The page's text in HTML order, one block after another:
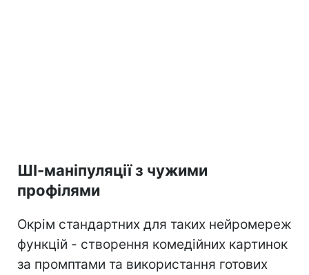
ШІ-маніпуляції з чужими
профілями
Окрім стандартних для таких нейромереж
функцій - створення комедійних картинок
за промптами та використання готових